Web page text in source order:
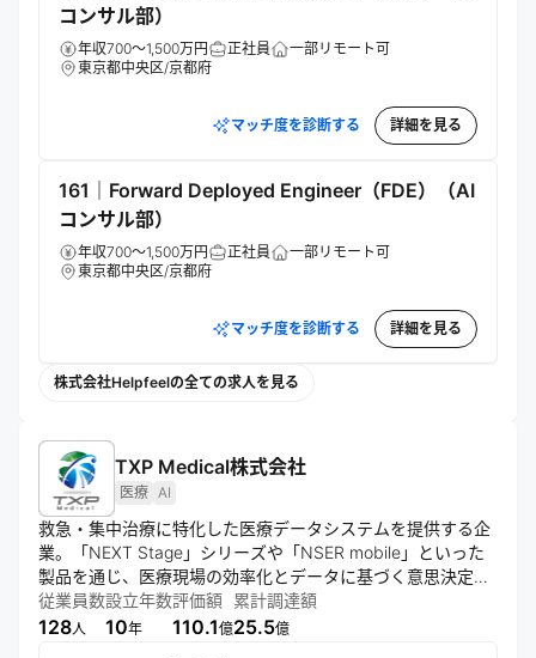
コンサル部）
年収700～1,500万円 正社員
一部リモート可
東京都中央区/京都府
マッチ度を診断する 詳細を見る
161｜Forward Deployed Engineer（FDE）（AI
コンサル部）
年収700～1,500万円 正社員
一部リモート可
東京都中央区/京都府
マッチ度を診断する 詳細を見る
株式会社Helpfeelの全ての求人を見る
TXP Medical株式会社
医療 AI
救急・集中治療に特化した医療データシステムを提供する企
業。「NEXT Stage」シリーズや「NSER mobile」といった
製品を通じ、医療現場の効率化とデータに基づく意思決定を
支援する。医療AI開発や臨床研究支援も手掛け、医療の質向
上と患者アウトカム改善に貢献している。
従業員数
128人
設立年数
10年
評価額
110.1億
累計調達額
25.5億